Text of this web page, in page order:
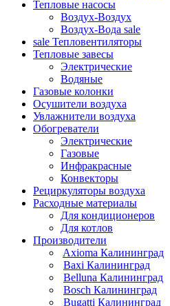
Тепловые насосы
Воздух-Воздух
Воздух-Вода sale
sale Тепловентиляторы
Тепловые завесы
Электрические
Водяные
Газовые колонки
Осушители воздуха
Увлажнители воздуха
Обогреватели
Электрические
Газовые
Инфракрасные
Конвекторы
Рециркуляторы воздуха
Расходные материалы
Для кондиционеров
Для котлов
Производители
Axioma Калининград
Baxi Калининград
Belluna Калининград
Bosch Калининград
Bugatti Калининград